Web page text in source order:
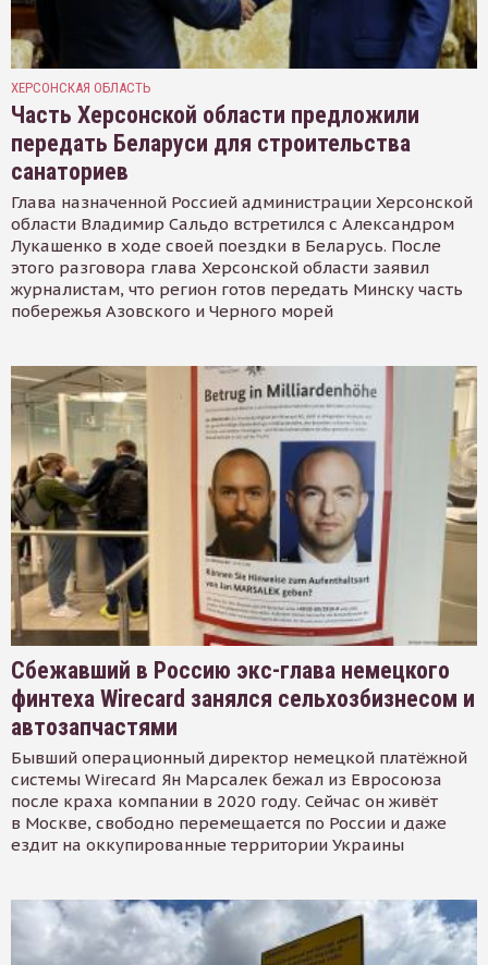
ХЕРСОНСКАЯ ОБЛАСТЬ
Часть Херсонской области предложили
передать Беларуси для строительства
санаториев
Глава назначенной Россией администрации Херсонской
области Владимир Сальдо встретился с Александром
Лукашенко в ходе своей поездки в Беларусь. После
этого разговора глава Херсонской области заявил
журналистам, что регион готов передать Минску часть
побережья Азовского и Черного морей
Сбежавший в Россию экс-глава немецкого
финтеха Wirecard занялся сельхозбизнесом и
автозапчастями
Бывший операционный директор немецкой платёжной
системы Wirecard Ян Марсалек бежал из Евросоюза
после краха компании в 2020 году. Сейчас он живёт
в Москве, свободно перемещается по России и даже
ездит на оккупированные территории Украины